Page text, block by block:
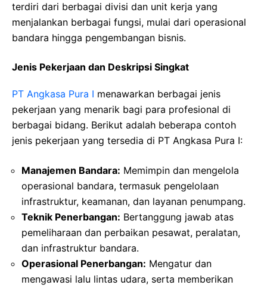
terdiri dari berbagai divisi dan unit kerja yang
menjalankan berbagai fungsi, mulai dari operasional
bandara hingga pengembangan bisnis.
Jenis Pekerjaan dan Deskripsi Singkat
PT Angkasa Pura I menawarkan berbagai jenis
pekerjaan yang menarik bagi para profesional di
berbagai bidang. Berikut adalah beberapa contoh
jenis pekerjaan yang tersedia di PT Angkasa Pura I:
Manajemen Bandara: Memimpin dan mengelola
operasional bandara, termasuk pengelolaan
infrastruktur, keamanan, dan layanan penumpang.
Teknik Penerbangan: Bertanggung jawab atas
pemeliharaan dan perbaikan pesawat, peralatan,
dan infrastruktur bandara.
Operasional Penerbangan: Mengatur dan
mengawasi lalu lintas udara, serta memberikan